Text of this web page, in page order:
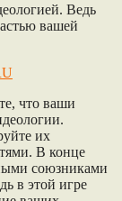
Ведь
вашей
что ваши
их
В конце
союзниками
в этой игре